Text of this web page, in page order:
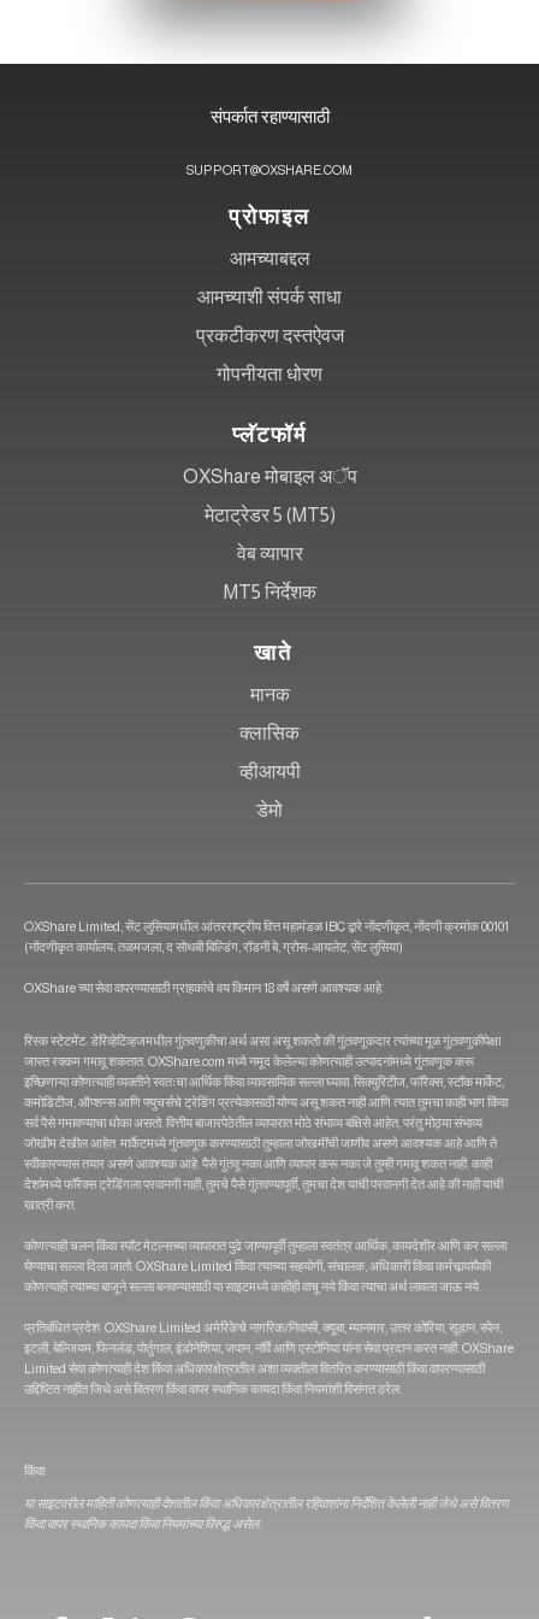
संपर्कात रहाण्यासाठी
SUPPORT@OXSHARE.COM
प्रोफाइल
आमच्याबद्दल
आमच्याशी संपर्क साधा
प्रकटीकरण दस्तऐवज
गोपनीयता धोरण
प्लॅटफॉर्म
OXShare मोबाइल अॅप
मेटाट्रेडर 5 (MT5)
वेब व्यापार
MT5 निर्देशक
खाते
मानक
क्लासिक
व्हीआयपी
डेमो
OXShare Limited, सेंट लुसियामधील आंतरराष्ट्रीय वित्त महामंडळ IBC द्वारे नोंदणीकृत, नोंदणी क्रमांक 00101
(नोंदणीकृत कार्यालय: तळमजला, द सोथबी बिल्डिंग, रॉडनी बे, ग्रोस-आयलेट, सेंट लुसिया)
OXShare च्या सेवा वापरण्यासाठी ग्राहकांचे वय किमान 18 वर्षे असणे आवश्यक आहे.
रिस्क स्टेटमेंट: डेरिव्हेटिव्हजमधील गुंतवणुकीचा अर्थ असा असू शकतो की गुंतवणूकदार त्यांच्या मूळ गुंतवणुकीपेक्षा
जास्त रक्कम गमावू शकतात. OXShare.com मध्ये नमूद केलेल्या कोणत्याही उत्पादनांमध्ये गुंतवणूक करू
इच्छिणाऱ्या कोणत्याही व्यक्तीने स्वतःचा आर्थिक किंवा व्यावसायिक सल्ला घ्यावा. सिक्युरिटीज, फॉरेक्स, स्टॉक मार्केट,
कमोडिटीज, ऑप्शन्स आणि फ्युचर्सचे ट्रेडिंग प्रत्येकासाठी योग्य असू शकत नाही आणि त्यात तुमचा काही भाग किंवा
सर्व पैसे गमावण्याचा धोका असतो. वित्तीय बाजारपेठेतील व्यापारात मोठे संभाव्य बक्षिसे आहेत, परंतु मोठ्या संभाव्य
जोखीम देखील आहेत. मार्केटमध्ये गुंतवणूक करण्यासाठी तुम्हाला जोखमींची जाणीव असणे आवश्यक आहे आणि ते
स्वीकारण्यास तयार असणे आवश्यक आहे. पैसे गुंतवू नका आणि व्यापार करू नका जे तुम्ही गमावू शकत नाही. काही
देशांमध्ये फॉरेक्स ट्रेडिंगला परवानगी नाही, तुमचे पैसे गुंतवण्यापूर्वी, तुमचा देश याची परवानगी देत आहे की नाही याची
खात्री करा.
कोणत्याही चलन किंवा स्पॉट मेटल्सच्या व्यापारात पुढे जाण्यापूर्वी तुम्हाला स्वतंत्र आर्थिक, कायदेशीर आणि कर सल्ला
घेण्याचा सल्ला दिला जातो. OXShare Limited किंवा त्‍याच्‍या सहयोगी, संचालक, अधिकारी किंवा कर्मचार्‍यांपैकी
कोणत्‍याही त्‍याच्‍या बाजूने सल्‍ला बनवण्‍यासाठी या साइटमध्‍ये काहीही वाचू नये किंवा त्याचा अर्थ लावला जाऊ नये.
प्रतिबंधित प्रदेश: OXShare Limited अमेरिकेचे नागरिक/निवासी, क्यूबा, म्यानमार, उत्तर कोरिया, सूडान, स्पेन,
इटली, बेल्जियम, फिनलंड, पोर्तुगाल, इंडोनेशिया, जपान, नॉर्वे आणि एस्टोनिया यांना सेवा प्रदान करत नाही. OXShare
Limited सेवा कोणत्याही देश किंवा अधिकारक्षेत्रातील अशा व्यक्तीला वितरित करण्यासाठी किंवा वापरण्यासाठी
उद्दिष्टित नाहीत जिथे असे वितरण किंवा वापर स्थानिक कायदा किंवा नियमांशी विसंगत ठरेल.
किंवा
या साइटवरील माहिती कोणत्याही देशातील किंवा अधिकारक्षेत्रातील रहिवाशांना निर्देशित केलेली नाही जेथे असे वितरण
किंवा वापर स्थानिक कायदा किंवा नियमांच्या विरुद्ध असेल.